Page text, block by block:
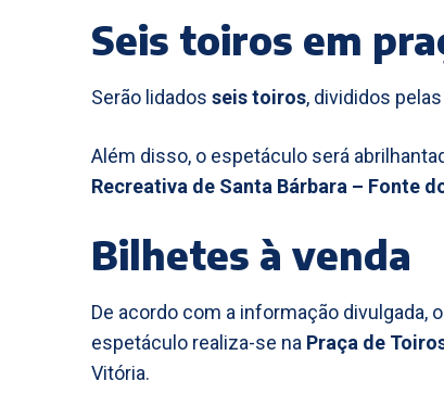
Seis toiros em
Serão lidados seis toiros, divididos
Além disso, o espetáculo será
Recreativa de Santa Bárbara – Fonte
Bilhetes à venda
De acordo com a informação divulgada,
espetáculo realiza-se na Praça de
Vitória.